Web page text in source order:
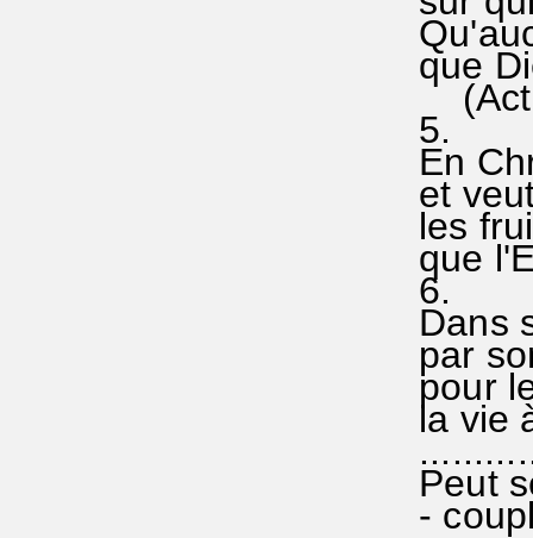
que
(Act
5.
En
et
les
que
6.
Dans
par
pour
la vie
Peut
-